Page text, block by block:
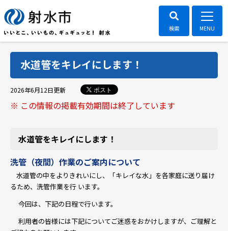
水道管をキレイにします！
2026年6月12日更新 ポスト
※ この情報の掲載有効期間は終了しています
水道管をキレイにします！
洗管（夜間）作業のご案内について
水道管の中をよりきれいにし、「キレイな水」を各家庭に送り届け
るため、洗管作業を行 います。
今回は、下記の日程で行います。
利用者の皆様には下記についてご迷惑をおかけしますが、ご理解と